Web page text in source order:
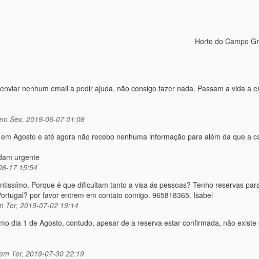
Horto do Campo
nenhum email a pedir ajuda, não consigo fazer nada. Passam a vida a
Sex, 2019-06-07 01:08
Agosto e até agora não recebo nenhuma informação para além da que a
urgente
17 15:54
Porque é que dificultam tanto a visa ás pessoas? Tenho reservas
por favor entrem em contato comigo. 965818365. Isabel
Ter, 2019-07-02 19:14
dia 1 de Agosto, contudo, apesar de a reserva estar confirmada, não
Ter, 2019-07-30 22:19